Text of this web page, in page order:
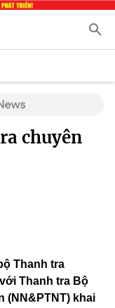
chuyên
Thanh tra
Thanh tra Bộ
(NN&PTNT) khai